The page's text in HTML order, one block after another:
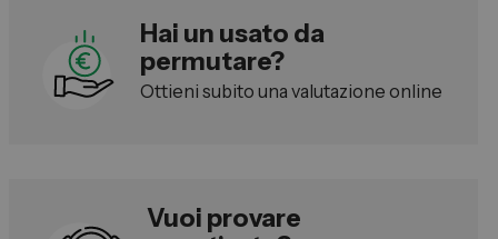
Carrozzeria
Vendi la tua auto
Promozioni
Hai un usato da
permutare?
Ottieni subito una valutazione online
Vuoi provare